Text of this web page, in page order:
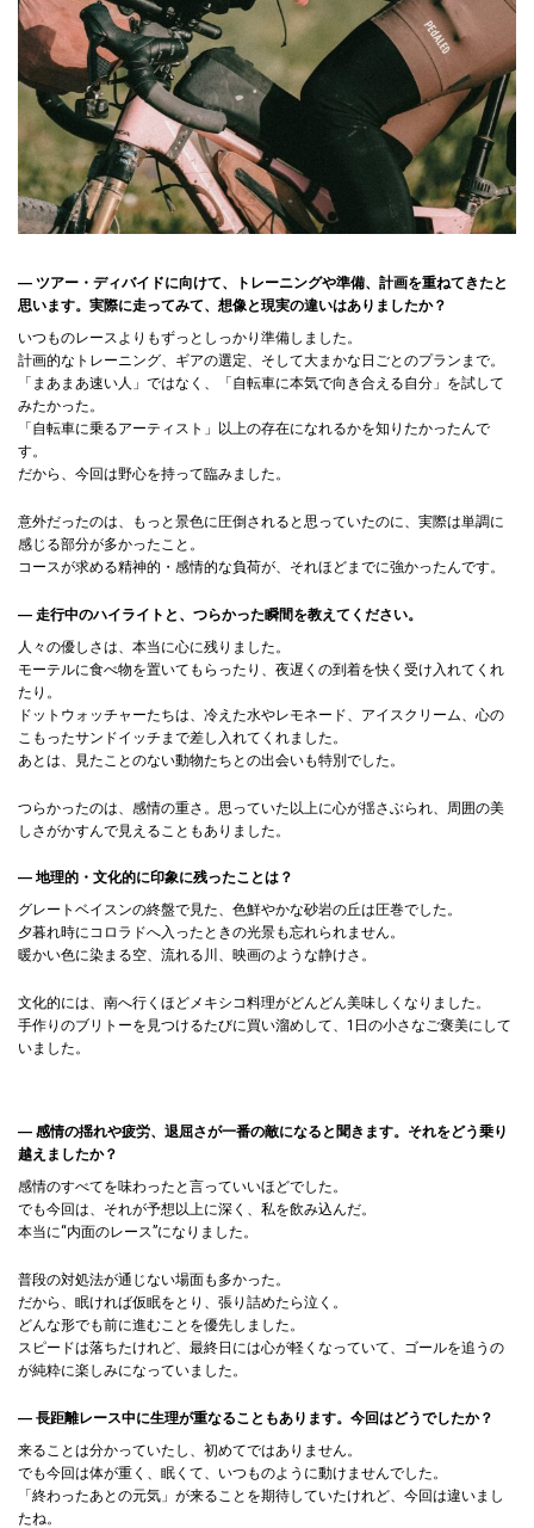
― ツアー・ディバイドに向けて、トレーニングや準備、計画を重ねてきたと
思います。実際に走ってみて、想像と現実の違いはありましたか？
いつものレースよりもずっとしっかり準備しました。
計画的なトレーニング、ギアの選定、そして大まかな日ごとのプランまで。
「まあまあ速い人」ではなく、「自転車に本気で向き合える自分」を試して
みたかった。
「自転車に乗るアーティスト」以上の存在になれるかを知りたかったんで
す。
だから、今回は野心を持って臨みました。
意外だったのは、もっと景色に圧倒されると思っていたのに、実際は単調に
感じる部分が多かったこと。
コースが求める精神的・感情的な負荷が、それほどまでに強かったんです。
― 走行中のハイライトと、つらかった瞬間を教えてください。
人々の優しさは、本当に心に残りました。
モーテルに食べ物を置いてもらったり、夜遅くの到着を快く受け入れてくれ
たり。
ドットウォッチャーたちは、冷えた水やレモネード、アイスクリーム、心の
こもったサンドイッチまで差し入れてくれました。
あとは、見たことのない動物たちとの出会いも特別でした。
つらかったのは、感情の重さ。思っていた以上に心が揺さぶられ、周囲の美
しさがかすんで見えることもありました。
― 地理的・文化的に印象に残ったことは？
グレートベイスンの終盤で見た、色鮮やかな砂岩の丘は圧巻でした。
夕暮れ時にコロラドへ入ったときの光景も忘れられません。
暖かい色に染まる空、流れる川、映画のような静けさ。
文化的には、南へ行くほどメキシコ料理がどんどん美味しくなりました。
手作りのブリトーを見つけるたびに買い溜めして、1日の小さなご褒美にして
いました。
― 感情の揺れや疲労、退屈さが一番の敵になると聞きます。それをどう乗り
越えましたか？
感情のすべてを味わったと言っていいほどでした。
でも今回は、それが予想以上に深く、私を飲み込んだ。
本当に“内面のレース”になりました。
普段の対処法が通じない場面も多かった。
だから、眠ければ仮眠をとり、張り詰めたら泣く。
どんな形でも前に進むことを優先しました。
スピードは落ちたけれど、最終日には心が軽くなっていて、ゴールを追うの
が純粋に楽しみになっていました。
― 長距離レース中に生理が重なることもあります。今回はどうでしたか？
来ることは分かっていたし、初めてではありません。
でも今回は体が重く、眠くて、いつものように動けませんでした。
「終わったあとの元気」が来ることを期待していたけれど、今回は違いまし
たね。